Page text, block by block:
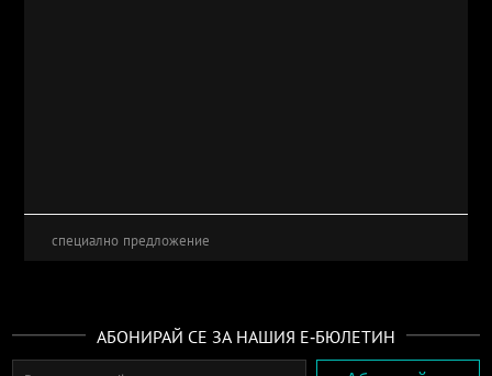
специално предложение
АБОНИРАЙ СЕ ЗА НАШИЯ Е-БЮЛЕТИН